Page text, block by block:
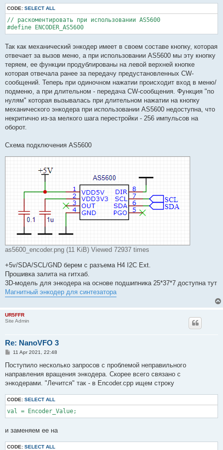
CODE: SELECT ALL
// раскоментировать при использовании AS5600
Так как механический энкодер имеет в своем составе кнопку, которая
отвечает за вызов меню, а при использовании AS5600 мы эту кнопку
теряем, ее функции продублированы на левой верхней кнопке
которая отвечала ранее за передачу предустановленных CW-
сообщений. Теперь при одиночном нажатии происходит вход в меню/
подменю, а при длительном - передача CW-сообщения. Функция "по
нулям" которая вызывалась при длительном нажатии на кнопку
механического энкодера при использовании AS5600 недоступна, что
некритично из-за мелкого шага перестройки - 256 импульсов на
оборот.
Схема подключения AS5600
as5600_encoder.png (11 KiB) Viewed 72937 times
+5v/SDA/SCL/GND берем с разъема H4 I2C Ext.
Прошивка залита на гитхаб.
3D-модель для энкодера на основе подшипника 25*37*7 доступна тут
Магнитный энкодер для синтезатора
UR5FFR
Site Admin
Re: NanoVFO 3
P
s
11 Apr 2021, 22:48
Поступило несколько запросов с проблемой неправильного
направления вращения энкодера. Скорее всего связано с
энкодерами. "Лечится" так - в Encoder.cpp ищем строку
CODE: SELECT ALL
val = Encoder_Value;
и заменяем ее на
CODE: SELECT ALL